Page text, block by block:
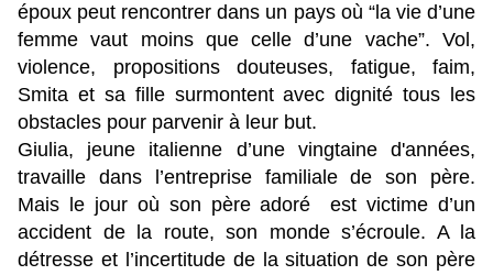
époux peut rencontrer dans un pays où “la vie d’une
femme vaut moins que celle d’une vache”. Vol,
violence, propositions douteuses, fatigue, faim,
Smita et sa fille surmontent avec dignité tous les
obstacles pour parvenir à leur but.
Giulia, jeune italienne d’une vingtaine d'années,
travaille dans l’entreprise familiale de son père.
Mais le jour où son père adoré est victime d’un
accident de la route, son monde s’écroule. A la
détresse et l’incertitude de la situation de son père